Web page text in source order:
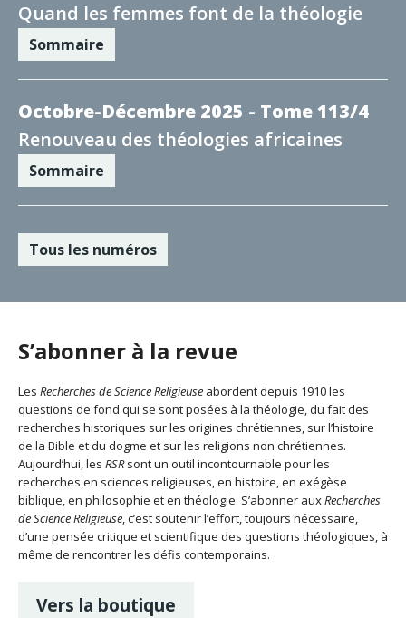
Quand les femmes font de la théologie
Sommaire
Octobre-Décembre 2025 - Tome 113/4
Renouveau des théologies africaines
Sommaire
Tous les numéros
S’abonner à la revue
Les Recherches de Science Religieuse abordent depuis 1910 les
questions de fond qui se sont posées à la théologie, du fait des
recherches historiques sur les origines chrétiennes, sur l’histoire
de la Bible et du dogme et sur les religions non chrétiennes.
Aujourd’hui, les RSRsont un outil incontournable pour les
recherches en sciences religieuses, en histoire, en exégèse
biblique, en philosophie et en théologie. S’abonner auxRecherches
de Science Religieuse, c’est soutenir l’effort, toujours nécessaire,
d’une pensée critique et scientifique des questions théologiques, à
même de rencontrer les défis contemporains.
Vers la boutique